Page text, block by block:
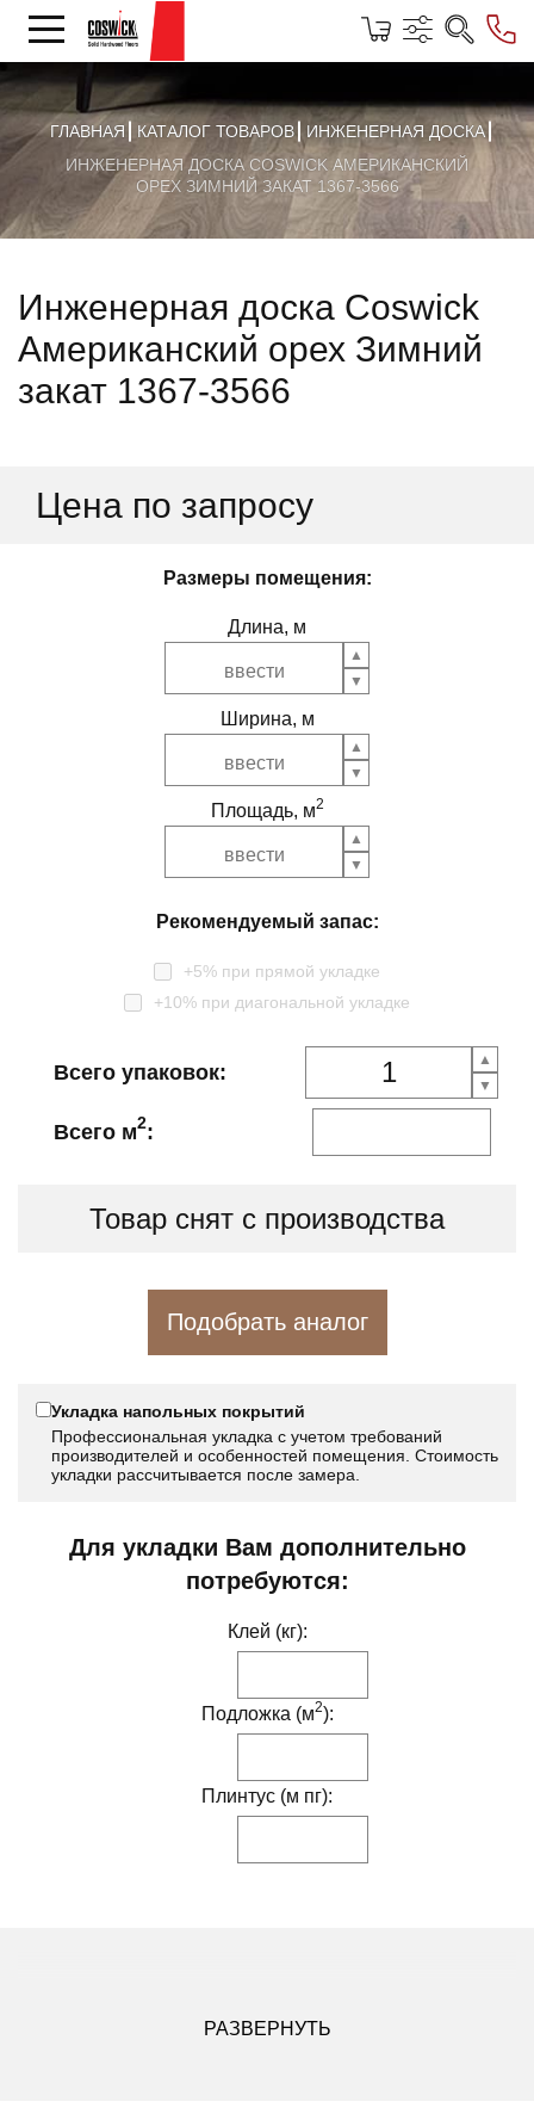
ГЛАВНАЯ КАТАЛОГ ТОВАРОВ
ИНЖЕНЕРНАЯ ДОСКА
ИНЖЕНЕРНАЯ ДОСКА COSWICK АМЕРИКАНСКИЙ
ОРЕХ ЗИМНИЙ ЗАКАТ 1367-3566
Инженерная доска Coswick
Американский орех Зимний
закат 1367-3566
Цена по запросу
Размеры помещения:
Длина, м
Ширина, м
Площадь, м2
Рекомендуемый запас:
+5% при прямой укладке
+10% при диагональной укладке
Всего упаковок:
Всего м2:
Товар снят с производства
Подобрать аналог
Укладка напольных покрытий
Профессиональная укладка с учетом требований
производителей и особенностей помещения. Стоимость
укладки рассчитывается после замера.
Для укладки Вам дополнительно
потребуются:
Клей (кг):
Подложка (м2):
Плинтус (м пг):
РАЗВЕРНУТЬ